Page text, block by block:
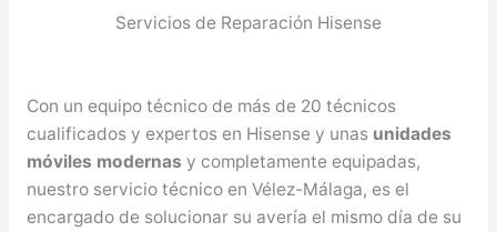
Servicios de Reparación Hisense
Con un equipo técnico de más de 20 técnicos
cualificados y expertos en Hisense y unas unidades
móviles modernas y completamente equipadas,
nuestro servicio técnico en Vélez-Málaga, es el
encargado de solucionar su avería el mismo día de su